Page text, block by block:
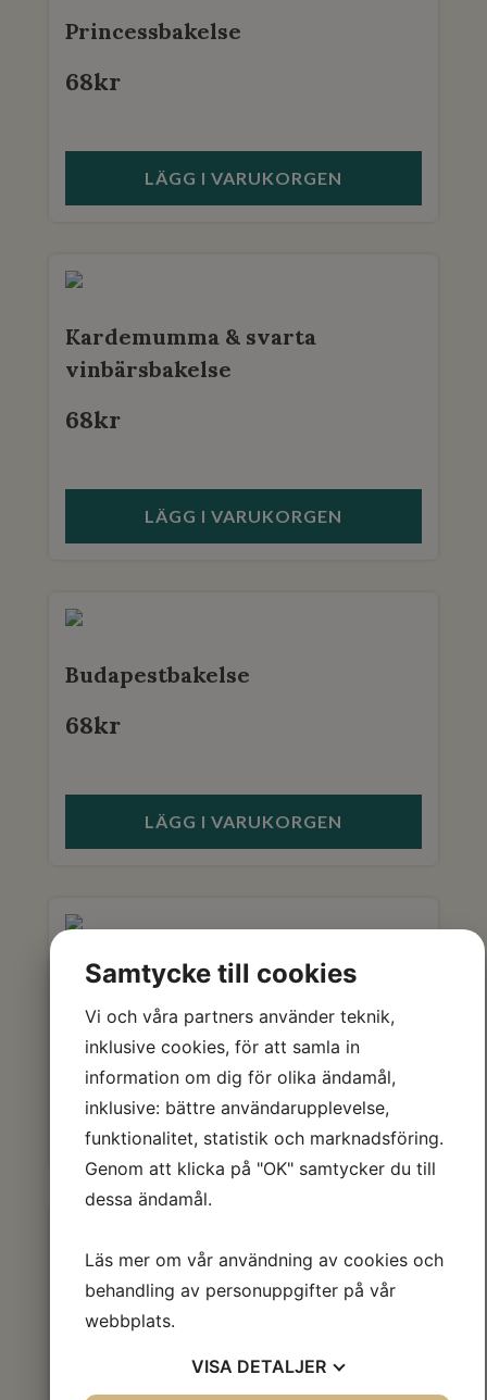
Princessbakelse
68kr
LÄGG I VARUKORGEN
Kardemumma & svarta
vinbärsbakelse
68kr
LÄGG I VARUKORGEN
Budapestbakelse
68kr
LÄGG I VARUKORGEN
Citrontartelett
68kr
LÄGG I VARUKORGEN
Växtbaserad bakelse
68kr
Samtycke till cookies
Vi och våra partners använder teknik,
inklusive cookies, för att samla in
information om dig för olika ändamål,
inklusive: bättre användarupplevelse,
funktionalitet, statistik och marknadsföring.
Genom att klicka på "OK" samtycker du till
dessa ändamål.
Läs mer om vår användning av cookies och
behandling av personuppgifter på vår
webbplats.
VISA DETALJER